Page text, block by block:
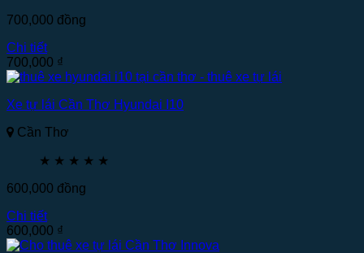
700,000 đồng
Chi tiết
700,000 ₫
Xe tự lái Cần Thơ Hyundai I10
Cần Thơ
★ ★ ★ ★ ★
600,000 đồng
Chi tiết
600,000 ₫